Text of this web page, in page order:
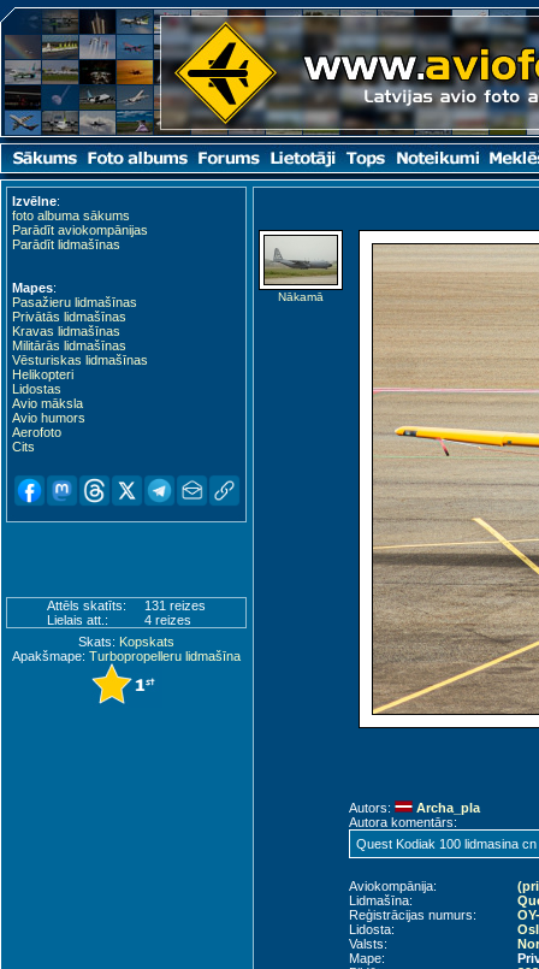
Izvēlne:
foto albuma sākums
Parādīt aviokompānijas
Parādīt lidmašīnas
Mapes:
Pasažieru lidmašīnas
Privātās lidmašīnas
Kravas lidmašīnas
Militārās lidmašīnas
Vēsturiskas lidmašīnas
Helikopteri
Lidostas
Avio māksla
Avio humors
Aerofoto
Cits
Attēls skatīts:
131 reizes
Lielais att.:
4 reizes
Skats: Kopskats
Apakšmape: Turbopropelleru lidmašīna
Nākamā
Autors:
Archa_pla
Autora komentārs:
Quest Kodiak 100 lidmasina
Aviokompānija:
Lidmašīna:
Reģistrācijas numurs:
Lidosta:
Valsts:
Mape: